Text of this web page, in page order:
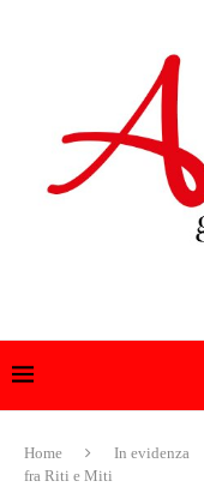
Home In evidenza
fra Riti e Miti